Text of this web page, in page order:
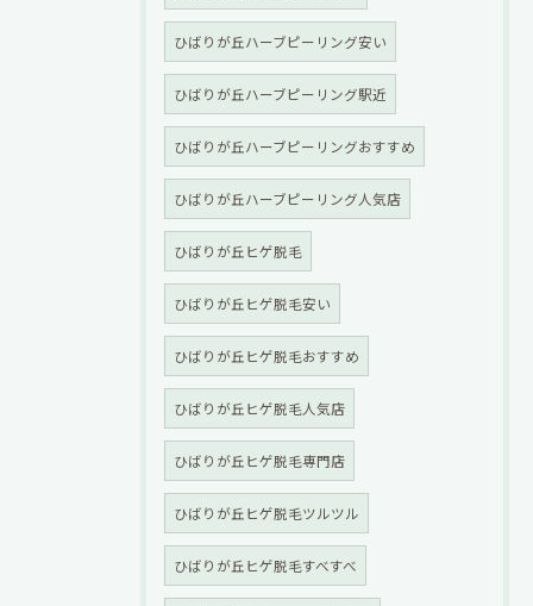
ひばりが丘ハーブピーリング安い
ひばりが丘ハーブピーリング駅近
ひばりが丘ハーブピーリングおすすめ
ひばりが丘ハーブピーリング人気店
ひばりが丘ヒゲ脱毛
ひばりが丘ヒゲ脱毛安い
ひばりが丘ヒゲ脱毛おすすめ
ひばりが丘ヒゲ脱毛人気店
ひばりが丘ヒゲ脱毛専門店
ひばりが丘ヒゲ脱毛ツルツル
ひばりが丘ヒゲ脱毛すべすべ